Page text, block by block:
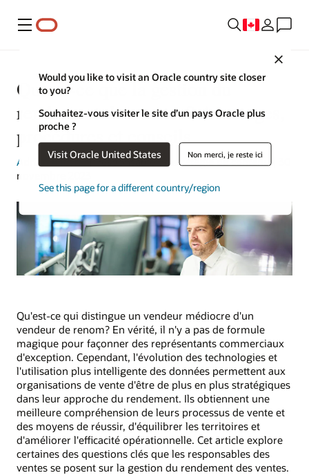
Menu
Would you like to visit an Oracle country site closer
to you?
Souhaitez-vous visiter le site d’un pays Oracle plus
proche ?
Visit Oracle United States Non merci, je reste ici
See this page for a different country/region
Qu’est-ce que la gestion du
rendement des ventes? Avantages,
procédures et conseils
Adrian Alleyne| Responsable de stratégie de contenu | 30
novembre 2023
Qu'est-ce qui distingue un vendeur médiocre d'un
vendeur de renom? En vérité, il n'y a pas de formule
magique pour façonner des représentants commerciaux
d'exception. Cependant, l'évolution des technologies et
l'utilisation plus intelligente des données permettent aux
organisations de vente d'être de plus en plus stratégiques
dans leur approche du rendement. Ils obtiennent une
meilleure compréhension de leurs processus de vente et
des moyens de réussir, d'équilibrer les territoires et
d'améliorer l'efficacité opérationnelle. Cet article explore
certaines des questions clés que les responsables des
ventes se posent sur la gestion du rendement des ventes.